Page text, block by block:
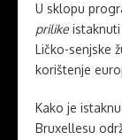
U sklopu
prilikeistaknuti
Ličko-senjske
korištenje
Kako je
Bruxellesu